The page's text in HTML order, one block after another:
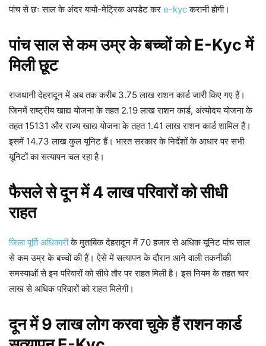
पांच से छः साल के अंदर बायो-मेट्रिक अपडेट कर e-kycकरानी होगी।
पांच साल से कम उम्र के बच्चों को E-Kyc में
मिली छूट
राजधानी देहरादून में अब तक करीब 3.75 लाख राशन कार्ड जारी किए गए हैं।
जिनमें राष्ट्रीय खाद्य योजना के तहत 2.19 लाख राशन कार्ड, अंत्योदय योजना के
तहत 15131 और राज्य खाद्य योजना के तहत 1.41 लाख राशन कार्ड शामिल हैं।
इसमें 14.73 लाख कुल यूनिट हैं। भारत सरकार के निर्देशों के आधार पर सभी
यूनिटों का सत्यापन चल रहा है।
फैसले से दून में 4 लाख परिवारों को सीधी
राहत
जिला पूर्ति अधिकारीके मुताबिक देहरादून में 70 हजार से अधिक यूनिट पांच साल
से कम उम्र के बच्चों की हैं। ऐसे में सत्यापन के दौरान आने वाली तकनीकी
समस्याओं से इन परिवारों को सीधे तौर पर राहत मिली है। इस नियम के तहत चार
लाख से अधिक परिवारों को राहत मिलेगी।
दून में 9 लाख लोग करवा चुके हैं राशन कार्ड